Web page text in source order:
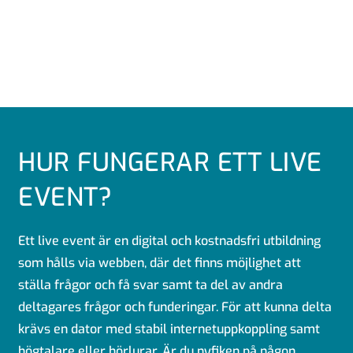
HUR FUNGERAR ETT LIVE
EVENT?
Ett live event är en digital och kostnadsfri utbildning
som hålls via webben, där det finns möjlighet att
ställa frågor och få svar samt ta del av andra
deltagares frågor och funderingar. För att kunna delta
krävs en dator med stabil internetuppkoppling samt